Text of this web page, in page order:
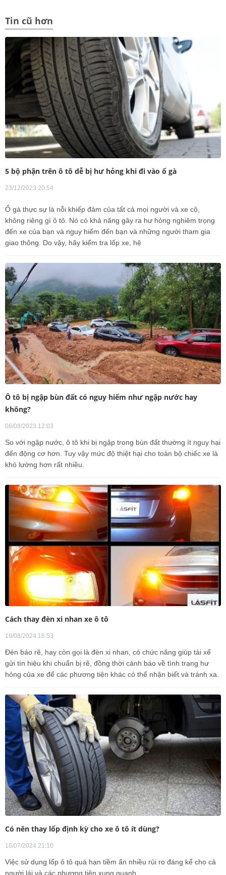
Tin cũ hơn
5 bộ phận trên ô tô dễ bị hư hỏng khi đi vào ổ gà
23/12/2023 20:54
Ổ gà thực sự là nỗi khiếp đảm của tất cả mọi người và xe cộ,
không riêng gì ô tô. Nó có khả năng gây ra hư hỏng nghiêm trọng
đến xe của bạn và nguy hiểm đến bạn và những người tham gia
giao thông. Do vậy, hãy kiểm tra lốp xe, hệ
Ô tô bị ngập bùn đất có nguy hiểm như ngập nước hay
không?
08/08/2023 12:03
So với ngập nước, ô tô khi bị ngập trong bùn đất thường ít nguy hại
đến động cơ hơn. Tuy vậy mức độ thiệt hại cho toàn bộ chiếc xe là
khó lường hơn rất nhiều.
Cách thay đèn xi nhan xe ô tô
19/08/2024 16:53
Đèn báo rẽ, hay còn gọi là đèn xi nhan, có chức năng giúp tài xế
gửi tín hiệu khi chuẩn bị rẽ, đồng thời cảnh báo về tình trạng hư
hỏng của xe để các phương tiện khác có thể nhận biết và tránh xa.
Có nên thay lốp định kỳ cho xe ô tô ít dùng?
16/07/2024 21:10
Việc sử dụng lốp ô tô quá hạn tiềm ẩn nhiều rủi ro đáng kể cho cả
người lái và các phương tiện xung quanh.